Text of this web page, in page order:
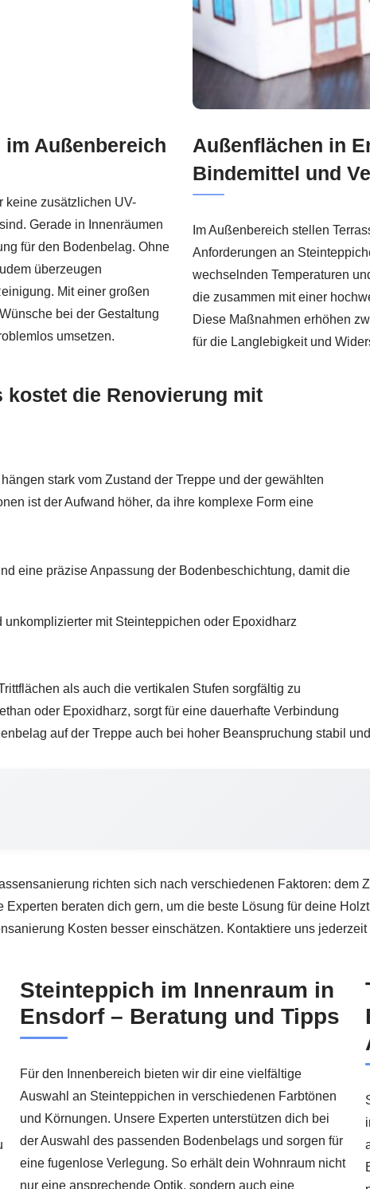
Außenbereich
keine zusätzlichen UV-
Gerade in Innenräumen
für den Bodenbelag. Ohne
überzeugen
Mit einer großen
bei der Gestaltung
umsetzen.
Außenflächen in
Bindemittel und
Im Außenbereich stellen
Anforderungen an
wechselnden Temperaturen
die zusammen mit einer
Diese Maßnahmen erhöhen
für die Langlebigkeit und
kostet die Renovierung mit
stark vom Zustand der Treppe und der gewählten
ist der Aufwand höher, da ihre komplexe Form eine
eine präzise Anpassung der Bodenbeschichtung, damit die
mit Steinteppichen oder Epoxidharz
als auch die vertikalen Stufen sorgfältig zu
oder Epoxidharz, sorgt für eine dauerhafte Verbindung
auf der Treppe auch bei hoher Beanspruchung stabil
richten sich nach verschiedenen Faktoren: dem
beraten dich gern, um die beste Lösung für deine
Kosten besser einschätzen. Kontaktiere uns
Steinteppich im Innenraum in
Ensdorf – Beratung und Tipps
Für den Innenbereich bieten wir dir eine vielfältige
Auswahl an Steinteppichen in verschiedenen Farbtönen
und Körnungen. Unsere Experten unterstützen dich bei
der Auswahl des passenden Bodenbelags und sorgen für
eine fugenlose Verlegung. So erhält dein Wohnraum nicht
nur eine ansprechende Optik, sondern auch eine